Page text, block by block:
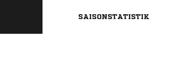
SAISONSTATISTIK